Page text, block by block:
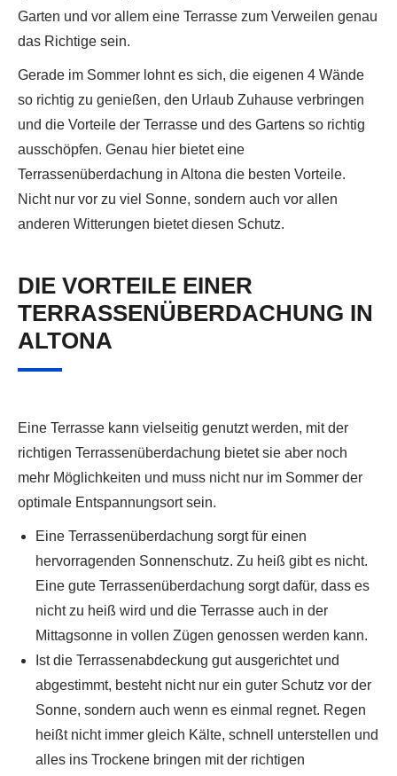
Garten und vor allem eine Terrasse zum Verweilen genau
das Richtige sein.
Gerade im Sommer lohnt es sich, die eigenen 4 Wände
so richtig zu genießen, den Urlaub Zuhause verbringen
und die Vorteile der Terrasse und des Gartens so richtig
ausschöpfen. Genau hier bietet eine
Terrassenüberdachung in Altona die besten Vorteile.
Nicht nur vor zu viel Sonne, sondern auch vor allen
anderen Witterungen bietet diesen Schutz.
DIE VORTEILE EINER
TERRASSENÜBERDACHUNG IN
ALTONA
Eine Terrasse kann vielseitig genutzt werden, mit der
richtigen Terrassenüberdachung bietet sie aber noch
mehr Möglichkeiten und muss nicht nur im Sommer der
optimale Entspannungsort sein.
Eine Terrassenüberdachung sorgt für einen
hervorragenden Sonnenschutz. Zu heiß gibt es nicht.
Eine gute Terrassenüberdachung sorgt dafür, dass es
nicht zu heiß wird und die Terrasse auch in der
Mittagsonne in vollen Zügen genossen werden kann.
Ist die Terrassenabdeckung gut ausgerichtet und
abgestimmt, besteht nicht nur ein guter Schutz vor der
Sonne, sondern auch wenn es einmal regnet. Regen
heißt nicht immer gleich Kälte, schnell unterstellen und
alles ins Trockene bringen mit der richtigen